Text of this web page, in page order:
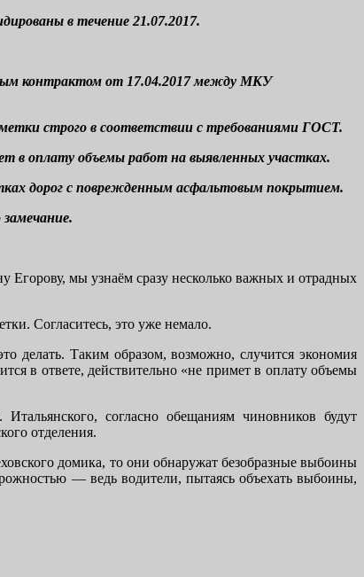
в течение 21.07.2017.
контрактом от 17.04.2017 между МКУ
строго в соответствии с требованиями ГОСТ.
в оплату объемы работ на выявленных участках.
дорог с поврежденным асфальтовым покрытием.
Егорову, мы узнаём сразу несколько важных и отрадных
Согласитесь, это уже немало.
делать. Таким образом, возможно, случится экономия
в ответе, действительно «не примет в оплату объемы
согласно обещаниям чиновников будут
отделения.
домика, то они обнаружат безобразные выбоины
— ведь водители, пытаясь объехать выбоины,